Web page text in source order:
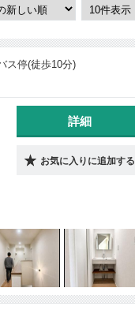
ス停(徒歩10分)
詳細
お気に入りに追加する